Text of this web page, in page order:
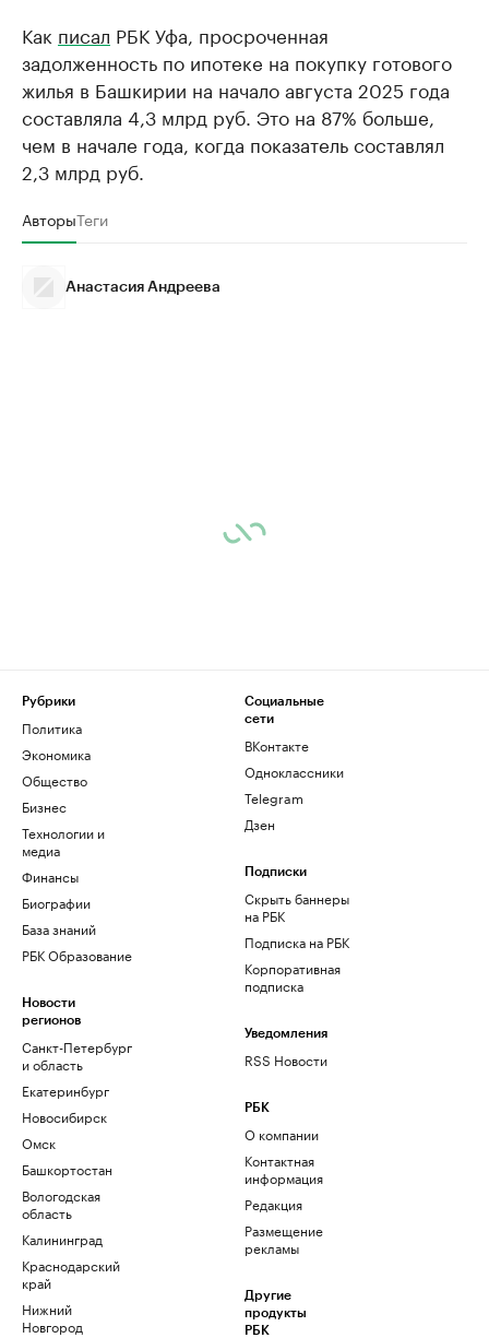
Как писал РБК Уфа, просроченная
задолженность по ипотеке на покупку готового
жилья в Башкирии на начало августа 2025 года
составляла 4,3 млрд руб. Это на 87% больше,
чем в начале года, когда показатель составлял
2,3 млрд руб.
АвторыТеги
Анастасия Андреева
Рубрики
Политика
Экономика
Общество
Бизнес
Технологии и
медиа
Финансы
Биографии
База знаний
РБК Образование
Новости
регионов
Санкт-Петербург
и область
Екатеринбург
Новосибирск
Омск
Башкортостан
Вологодская
область
Калининград
Краснодарский
край
Нижний
Новгород
Социальные
сети
ВКонтакте
Одноклассники
Telegram
Дзен
Подписки
Скрыть баннеры
на РБК
Подписка на РБК
Корпоративная
подписка
Уведомления
RSS Новости
РБК
О компании
Контактная
информация
Редакция
Размещение
рекламы
Другие
продукты
РБК